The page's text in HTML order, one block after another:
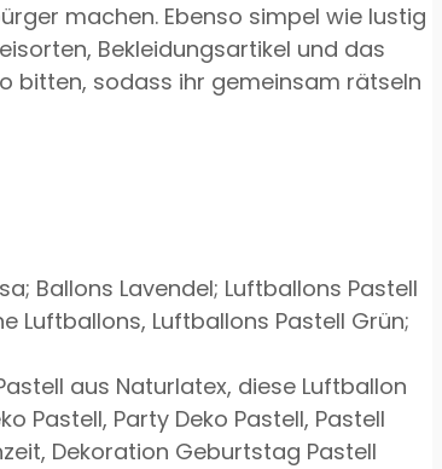
machen. Ebenso simpel wie lustig
Bekleidungsartikel und das
bitten, sodass ihr gemeinsam rätseln
Ballons Lavendel; Luftballons Pastell
Luftballons, Luftballons Pastell Grün;
aus Naturlatex, diese Luftballon
Pastell, Party Deko Pastell, Pastell
Dekoration Geburtstag Pastell